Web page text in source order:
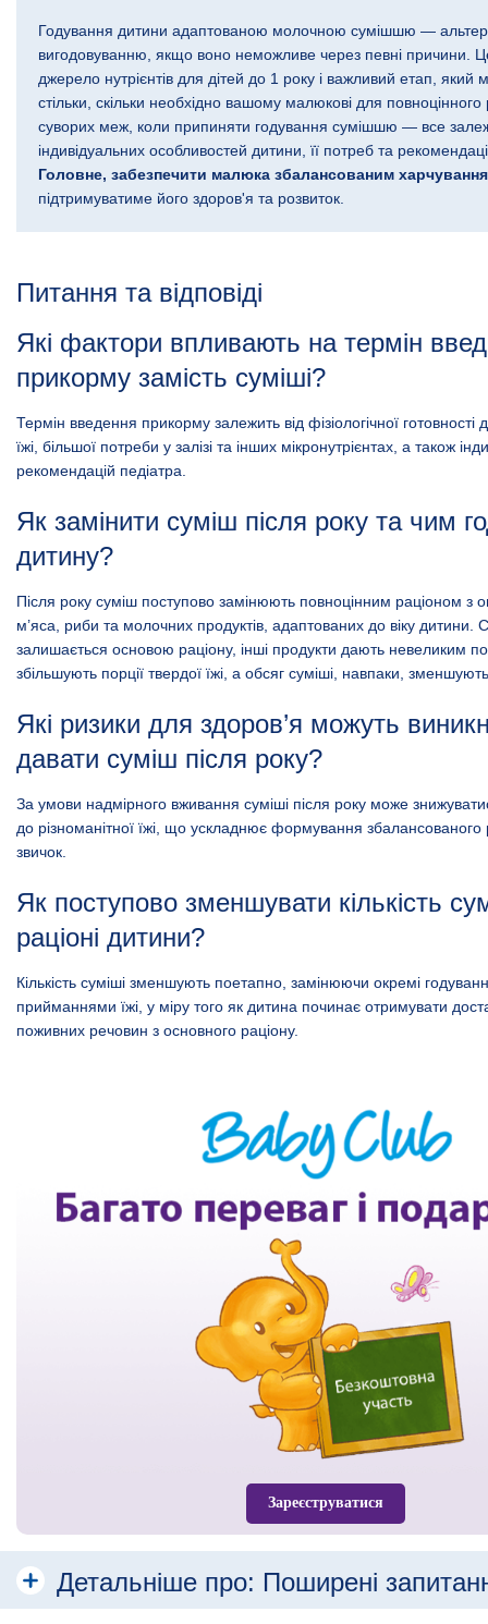
Годування дитини адаптованою молочною сумішшю —
вигодовуванню, якщо воно неможливе через певні причини.
джерело нутрієнтів для дітей до 1 року і важливий етап, який
стільки, скільки необхідно вашому малюкові для
суворих меж, коли припиняти годування сумішшю — все
індивідуальних особливостей дитини, її потреб та
Головне, забезпечити малюка збалансованим
підтримуватиме його здоров'я та розвиток.
Питання та відповіді
Які фактори впливають на термін
прикорму замість суміші?
Термін введення прикорму залежить від фізіологічної готовності
їжі, більшої потреби у залізі та інших мікронутрієнтах, а також
рекомендацій педіатра.
Як замінити суміш після року та чим
дитину?
Після року суміш поступово замінюють повноцінним раціоном з
м’яса, риби та молочних продуктів, адаптованих до віку дитини.
залишається основою раціону, інші продукти дають невеликим
збільшують порції твердої їжі, а обсяг суміші, навпаки,
Які ризики для здоров’я можуть
давати суміш після року?
За умови надмірного вживання суміші після року може
до різноманітної їжі, що ускладнює формування збалансованого
звичок.
Як поступово зменшувати кількість
раціоні дитини?
Кількість суміші зменшують поетапно, замінюючи окремі
прийманнями їжі, у міру того як дитина починає отримувати
поживних речовин з основного раціону.
Зареєструватися
Детальніше про: Поширені